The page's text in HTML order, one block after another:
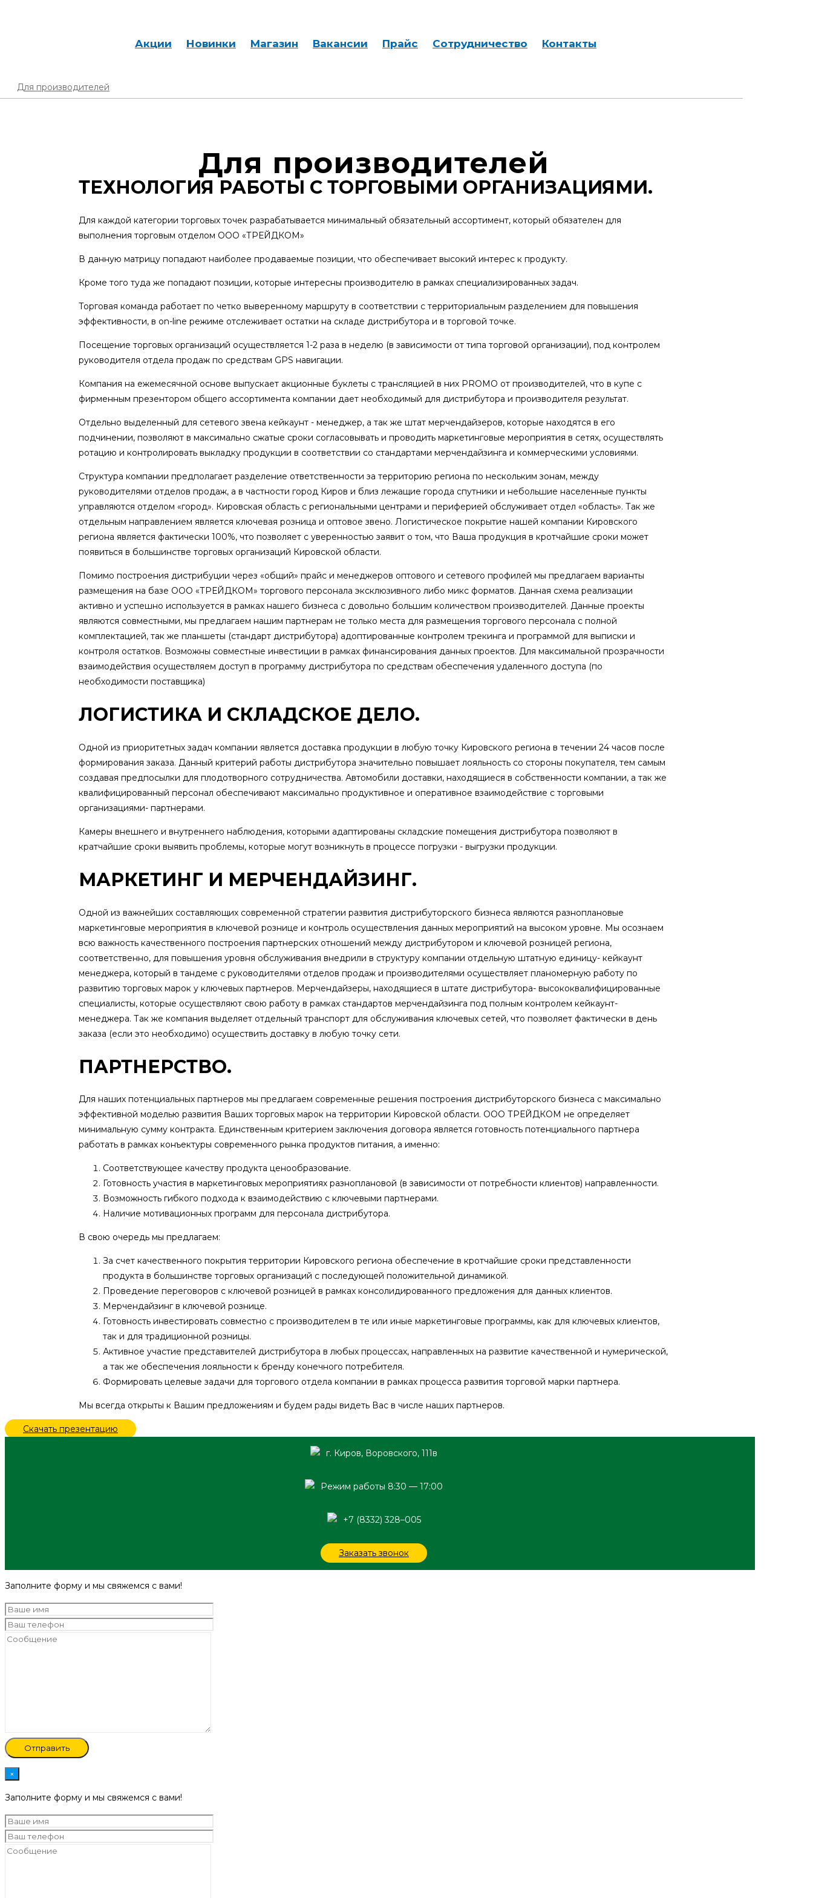
Акции Новинки Магазин Вакансии Прайс Сотрудничество Контакты
Для производителей
Для производителей
ТЕХНОЛОГИЯ РАБОТЫ С ТОРГОВЫМИ ОРГАНИЗАЦИЯМИ.
Для каждой категории торговых точек разрабатывается минимальный обязательный ассортимент, который обязателен для
выполнения торговым отделом ООО «ТРЕЙДКОМ»
В данную матрицу попадают наиболее продаваемые позиции, что обеспечивает высокий интерес к продукту.
Кроме того туда же попадают позиции, которые интересны производителю в рамках специализированных задач.
Торговая команда работает по четко выверенному маршруту в соответствии с территориальным разделением для повышения
эффективности, в on-line режиме отслеживает остатки на складе дистрибутора и в торговой точке.
Посещение торговых организаций осуществляется 1-2 раза в неделю (в зависимости от типа торговой организации), под контролем
руководителя отдела продаж по средствам GPS навигации.
Компания на ежемесячной основе выпускает акционные буклеты с трансляцией в них PROMO от производителей, что в купе с
фирменным презентором общего ассортимента компании дает необходимый для дистрибутора и производителя результат.
Отдельно выделенный для сетевого звена кейкаунт - менеджер, а так же штат мерчендайзеров, которые находятся в его
подчинении, позволяют в максимально сжатые сроки согласовывать и проводить маркетинговые мероприятия в сетях, осуществлять
ротацию и контролировать выкладку продукции в соответствии со стандартами мерчендайзинга и коммерческими условиями.
Структура компании предполагает разделение ответственности за территорию региона по нескольким зонам, между
руководителями отделов продаж, а в частности город Киров и близ лежащие города спутники и небольшие населенные пункты
управляются отделом «город». Кировская область с региональными центрами и периферией обслуживает отдел «область». Так же
отдельным направлением является ключевая розница и оптовое звено. Логистическое покрытие нашей компании Кировского
региона является фактически 100%, что позволяет с уверенностью заявит о том, что Ваша продукция в кротчайшие сроки может
появиться в большинстве торговых организаций Кировской области.
Помимо построения дистрибуции через «общий» прайс и менеджеров оптового и сетевого профилей мы предлагаем варианты
размещения на базе ООО «ТРЕЙДКОМ» торгового персонала эксклюзивного либо микс форматов. Данная схема реализации
активно и успешно используется в рамках нашего бизнеса с довольно большим количеством производителей. Данные проекты
являются совместными, мы предлагаем нашим партнерам не только места для размещения торгового персонала с полной
комплектацией, так же планшеты (стандарт дистрибутора) адоптированные контролем трекинга и программой для выписки и
контроля остатков. Возможны совместные инвестиции в рамках финансирования данных проектов. Для максимальной прозрачности
взаимодействия осуществляем доступ в программу дистрибутора по средствам обеспечения удаленного доступа (по
необходимости поставщика)
ЛОГИСТИКА И СКЛАДСКОЕ ДЕЛО.
Одной из приоритетных задач компании является доставка продукции в любую точку Кировского региона в течении 24 часов после
формирования заказа. Данный критерий работы дистрибутора значительно повышает лояльность со стороны покупателя, тем самым
создавая предпосылки для плодотворного сотрудничества. Автомобили доставки, находящиеся в собственности компании, а так же
квалифицированный персонал обеспечивают максимально продуктивное и оперативное взаимодействие с торговыми
организациями- партнерами.
Камеры внешнего и внутреннего наблюдения, которыми адаптированы складские помещения дистрибутора позволяют в
кратчайшие сроки выявить проблемы, которые могут возникнуть в процессе погрузки - выгрузки продукции.
МАРКЕТИНГ И МЕРЧЕНДАЙЗИНГ.
Одной из важнейших составляющих современной стратегии развития дистрибуторского бизнеса являются разноплановые
маркетинговые мероприятия в ключевой рознице и контроль осуществления данных мероприятий на высоком уровне. Мы осознаем
всю важность качественного построения партнерских отношений между дистрибутором и ключевой розницей региона,
соответственно, для повышения уровня обслуживания внедрили в структуру компании отдельную штатную единицу- кейкаунт
менеджера, который в тандеме с руководителями отделов продаж и производителями осуществляет планомерную работу по
развитию торговых марок у ключевых партнеров. Мерчендайзеры, находящиеся в штате дистрибутора- высококвалифицированные
специалисты, которые осуществляют свою работу в рамках стандартов мерчендайзинга под полным контролем кейкаунт-
менеджера. Так же компания выделяет отдельный транспорт для обслуживания ключевых сетей, что позволяет фактически в день
заказа (если это необходимо) осуществить доставку в любую точку сети.
ПАРТНЕРСТВО.
Для наших потенциальных партнеров мы предлагаем современные решения построения дистрибуторского бизнеса с максимально
эффективной моделью развития Ваших торговых марок на территории Кировской области. ООО ТРЕЙДКОМ не определяет
минимальную сумму контракта. Единственным критерием заключения договора является готовность потенциального партнера
работать в рамках конъектуры современного рынка продуктов питания, а именно:
Соответствующее качеству продукта ценообразование.
Готовность участия в маркетинговых мероприятиях разноплановой (в зависимости от потребности клиентов) направленности.
Возможность гибкого подхода к взаимодействию с ключевыми партнерами.
Наличие мотивационных программ для персонала дистрибутора.
В свою очередь мы предлагаем:
За счет качественного покрытия территории Кировского региона обеспечение в кротчайшие сроки представленности
продукта в большинстве торговых организаций с последующей положительной динамикой.
Проведение переговоров с ключевой розницей в рамках консолидированного предложения для данных клиентов.
Мерчендайзинг в ключевой рознице.
Готовность инвестировать совместно с производителем в те или иные маркетинговые программы, как для ключевых клиентов,
так и для традиционной розницы.
Активное участие представителей дистрибутора в любых процессах, направленных на развитие качественной и нумерической,
а так же обеспечения лояльности к бренду конечного потребителя.
Формировать целевые задачи для торгового отдела компании в рамках процесса развития торговой марки партнера.
Мы всегда открыты к Вашим предложениям и будем рады видеть Вас в числе наших партнеров.
Скачать презентацию
г. Киров, Воровского, 111в
Режим работы 8:30 — 17:00
+7 (8332) 328–005
Заказать звонок
Заполните форму и мы свяжемся с вами!
×
Заполните форму и мы свяжемся с вами!